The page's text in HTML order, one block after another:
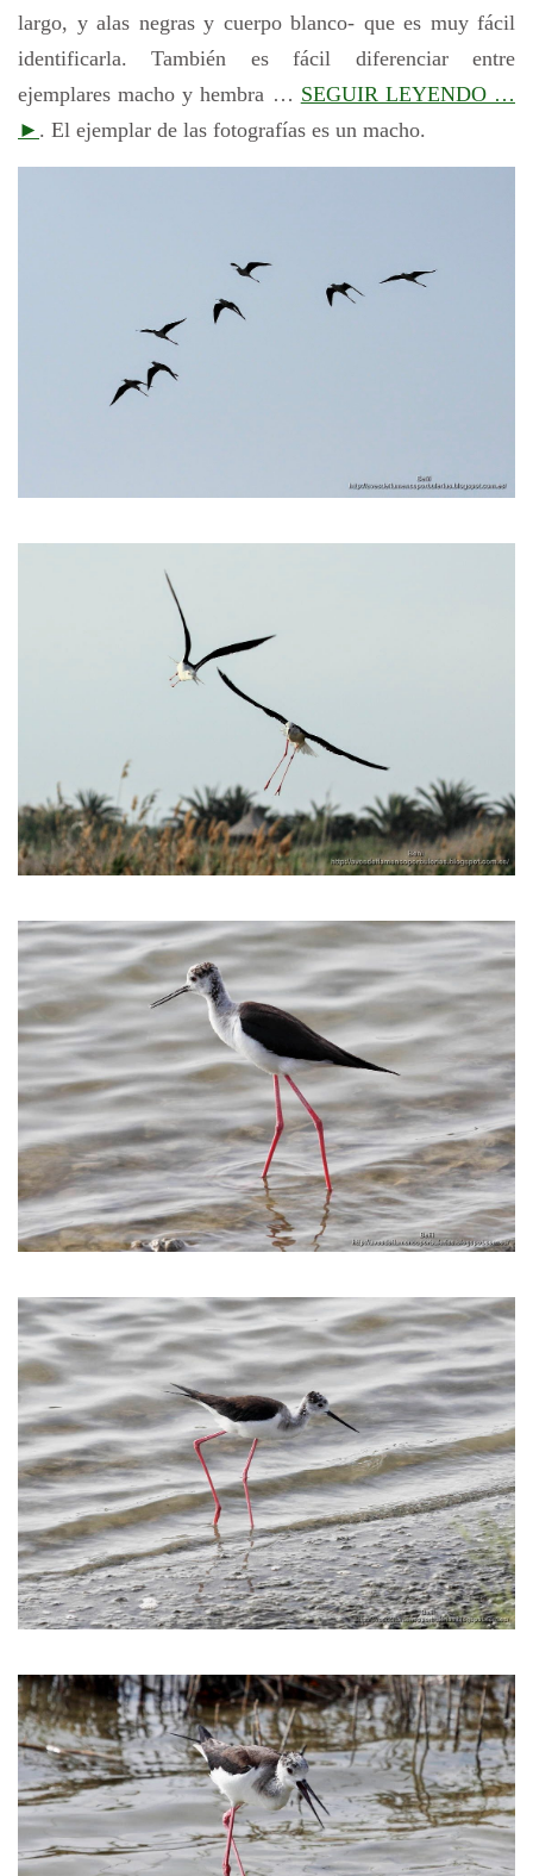
largo, y alas negras y cuerpo blanco- que es muy fácil
identificarla. También es fácil diferenciar entre
ejemplares macho y hembra … SEGUIR LEYENDO …
► . El ejemplar de las fotografías es un macho.